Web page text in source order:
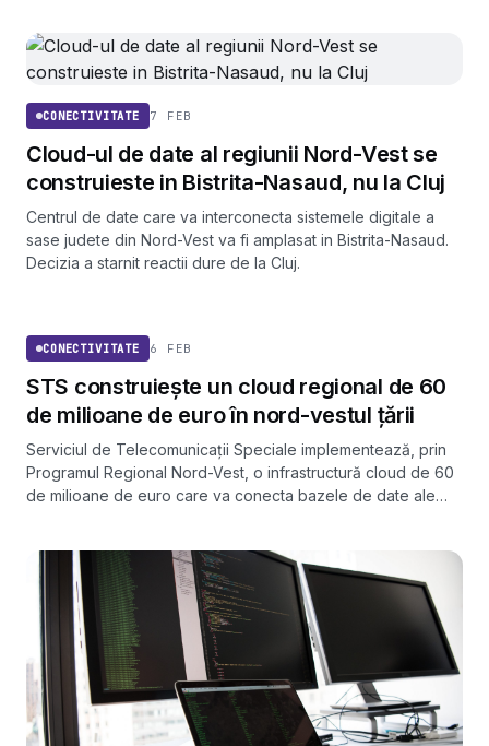
CONECTIVITATE 7 FEB
Cloud-ul de date al regiunii Nord-Vest se
construieste in Bistrita-Nasaud, nu la Cluj
Centrul de date care va interconecta sistemele digitale a
sase judete din Nord-Vest va fi amplasat in Bistrita-Nasaud.
Decizia a starnit reactii dure de la Cluj.
CONECTIVITATE 6 FEB
STS construiește un cloud regional de 60
de milioane de euro în nord-vestul țării
Serviciul de Telecomunicații Speciale implementează, prin
Programul Regional Nord-Vest, o infrastructură cloud de 60
de milioane de euro care va conecta bazele de date ale